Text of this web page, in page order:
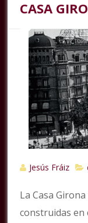
CASA
Jesús Fráiz
La Casa
construidas en